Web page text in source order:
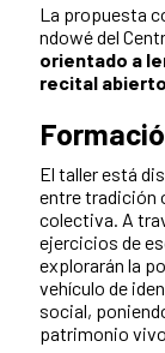
La propuesta
ndowé del
orientado a
recital
El taller está
entre tradición
colectiva. A
ejercicios de
explorarán la
vehículo de
social,
patrimonio